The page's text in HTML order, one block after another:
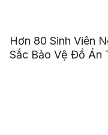
Hơn 80 Sinh Viên
Sắc Bảo Vệ Đồ Án